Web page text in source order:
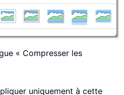
« Compresser les
uniquement à cette